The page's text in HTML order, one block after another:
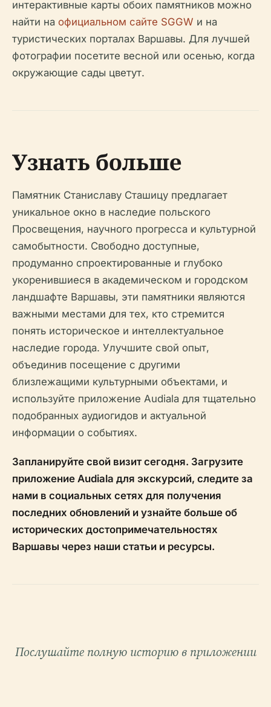
интерактивные карты обоих памятников можно
найти на официальном сайте SGGW и на
туристических порталах Варшавы. Для лучшей
фотографии посетите весной или осенью, когда
окружающие сады цветут.
Узнать больше
Памятник Станиславу Сташицу предлагает
уникальное окно в наследие польского
Просвещения, научного прогресса и культурной
самобытности. Свободно доступные,
продуманно спроектированные и глубоко
укоренившиеся в академическом и городском
ландшафте Варшавы, эти памятники являются
важными местами для тех, кто стремится
понять историческое и интеллектуальное
наследие города. Улучшите свой опыт,
объединив посещение с другими
близлежащими культурными объектами, и
используйте приложение Audiala для тщательно
подобранных аудиогидов и актуальной
информации о событиях.
Запланируйте свой визит сегодня. Загрузите
приложение Audiala для экскурсий, следите за
нами в социальных сетях для получения
последних обновлений и узнайте больше об
исторических достопримечательностях
Варшавы через наши статьи и ресурсы.
Послушайте полную историю в приложении